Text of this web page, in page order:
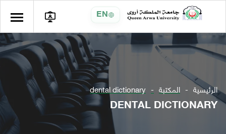
EN
الرئيسية المكتبة dental dictionary
DENTAL DICTIONARY